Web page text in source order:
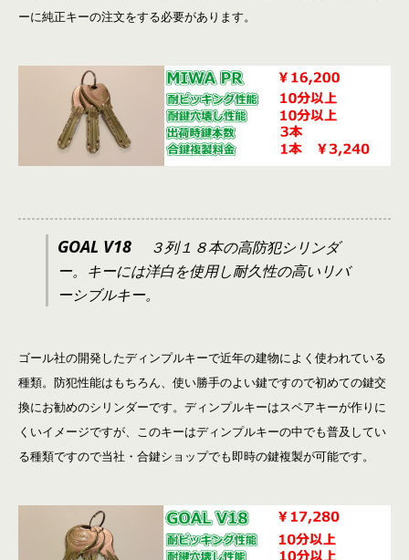
ーに純正キーの注文をする必要があります。
GOAL V18 ３列１８本の高防犯シリンダ
ー。キーには洋白を使用し耐久性の高いリバ
ーシブルキー。
ゴール社の開発したディンプルキーで近年の建物によく使われている
種類。防犯性能はもちろん、使い勝手のよい鍵ですので初めての鍵交
換にお勧めのシリンダーです。ディンプルキーはスペアキーが作りに
くいイメージですが、このキーはディンプルキーの中でも普及してい
る種類ですので当社・合鍵ショップでも即時の鍵複製が可能です。